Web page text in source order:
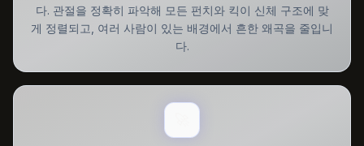
다. 관절을 정확히 파악해 모든 펀치와 킥이 신체 구조에 맞
게 정렬되고, 여러 사람이 있는 배경에서 흔한 왜곡을 줄입니
다.